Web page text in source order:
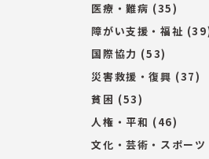
医療・難病 (35)
障がい支援・福祉
国際協力 (53)
災害救援・復興 (37)
貧困 (53)
人権・平和 (46)
文化・芸術・スポーツ